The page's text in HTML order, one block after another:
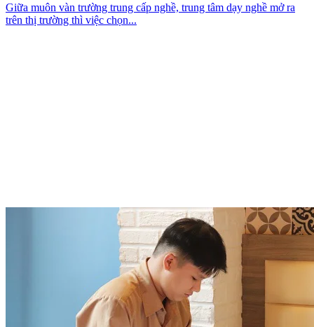
Giữa muôn vàn trường trung cấp nghề, trung tâm dạy nghề mở ra
trên thị trường thì việc chọn...